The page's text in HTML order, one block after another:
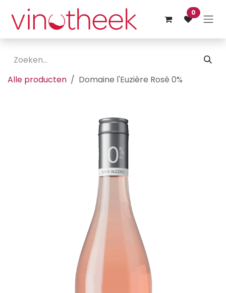
Overslaan naar inhoud
0
Alle producten Domaine l'Euzière Rosé 0%